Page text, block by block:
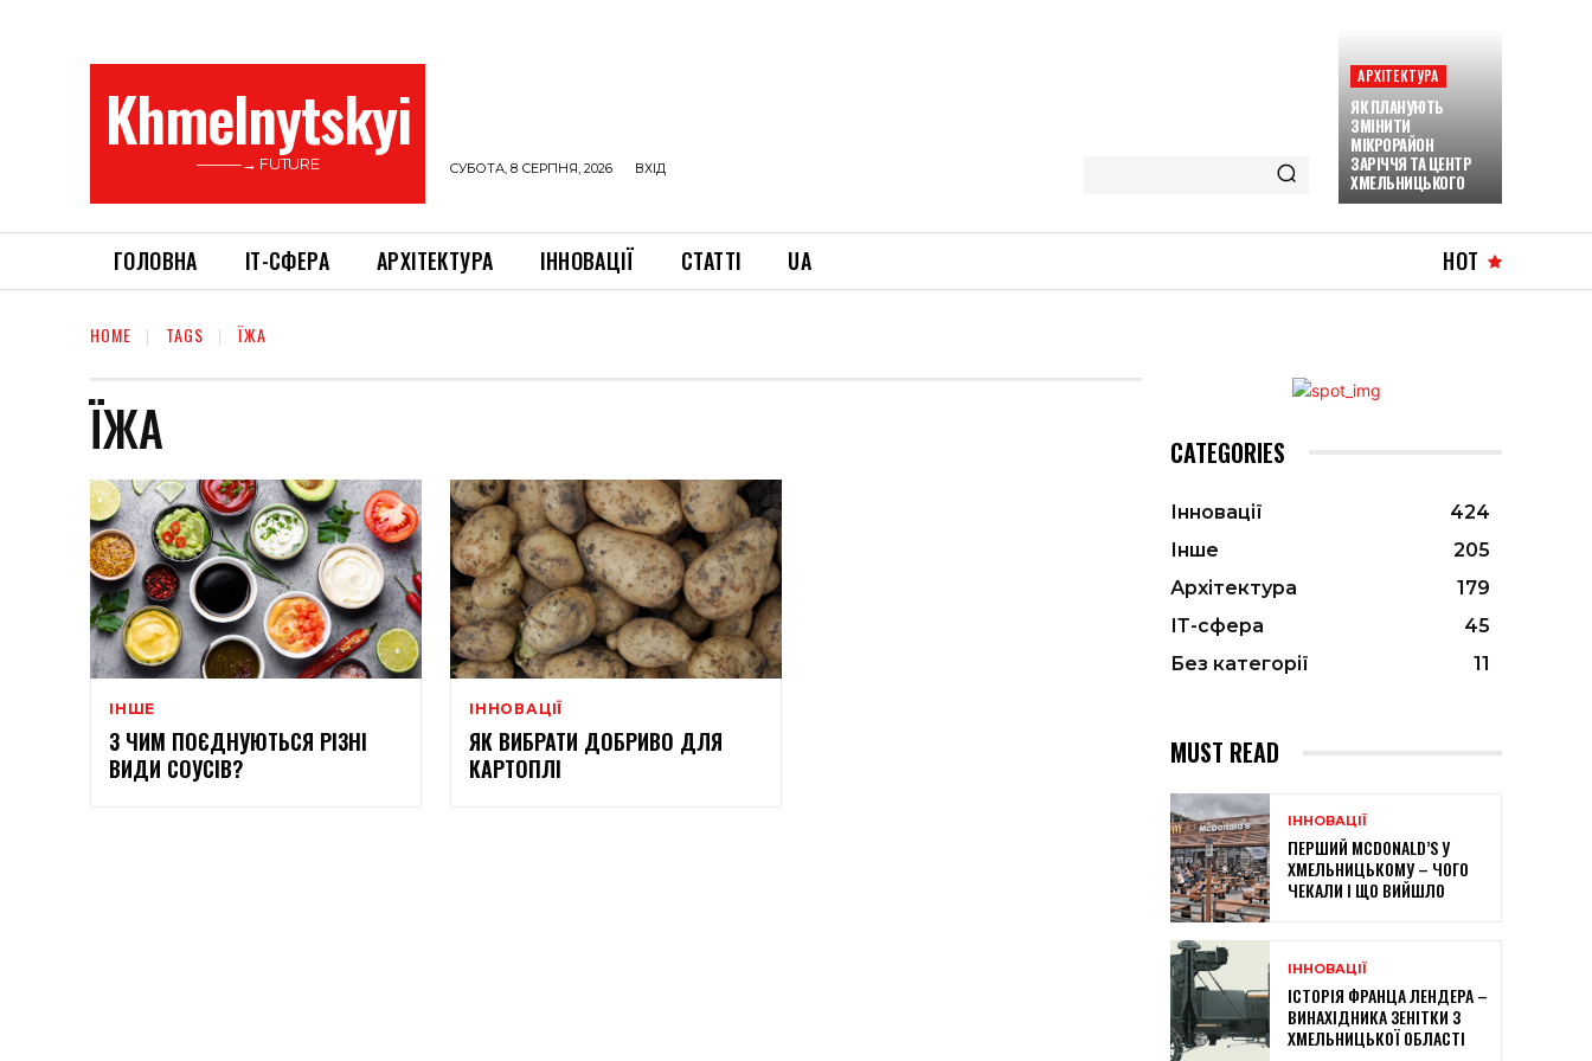
Khmelnytskyi
———→ FUTURE СУБОТА, 8 СЕРПНЯ, 2026 ВХІД
АРХІТЕКТУРА
ЯК ПЛАНУЮТЬ
ЗМІНИТИ
МІКРОРАЙОН
ЗАРІЧЧЯ ТА ЦЕНТР
ХМЕЛЬНИЦЬКОГО
ГОЛОВНА ІТ-СФЕРА АРХІТЕКТУРА ІННОВАЦІЇ СТАТТІ UA HOT
HOME TAGS ЇЖА
ЇЖА
ІНШЕ
З ЧИМ ПОЄДНУЮТЬСЯ РІЗНІ
ВИДИ СОУСІВ?
ІННОВАЦІЇ
ЯК ВИБРАТИ ДОБРИВО ДЛЯ
КАРТОПЛІ
CATEGORIES
Інновації
424
Інше
205
Архітектура
179
ІТ-сфера
45
Без категорії
11
MUST READ
ІННОВАЦІЇ
ПЕРШИЙ MCDONALD’S У
ХМЕЛЬНИЦЬКОМУ – ЧОГО
ЧЕКАЛИ І ЩО ВИЙШЛО
ІННОВАЦІЇ
ІСТОРІЯ ФРАНЦА ЛЕНДЕРА –
ВИНАХІДНИКА ЗЕНІТКИ З
ХМЕЛЬНИЦЬКОЇ ОБЛАСТІ